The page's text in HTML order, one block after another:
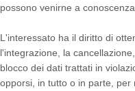
possono venirne a conoscenza.
L'interessato ha il diritto di
l'integrazione, la
blocco dei dati trattati in
opporsi, in tutto o in parte,